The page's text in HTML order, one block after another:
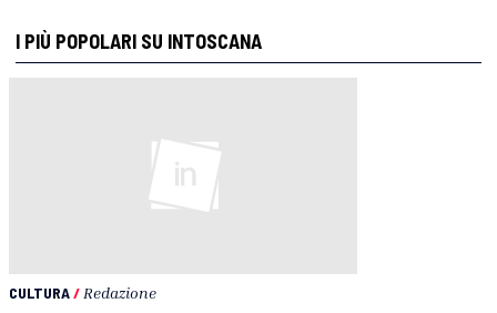
I PIÙ POPOLARI SU INTOSCANA
CULTURA/ Redazione